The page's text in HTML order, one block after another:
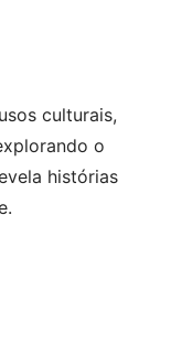
culturais,
o
histórias